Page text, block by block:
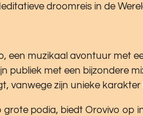
droomreis in de
een muzikaal avontuur met
publiek met een bijzondere
vanwege zijn unieke
podia, biedt Orovivo op